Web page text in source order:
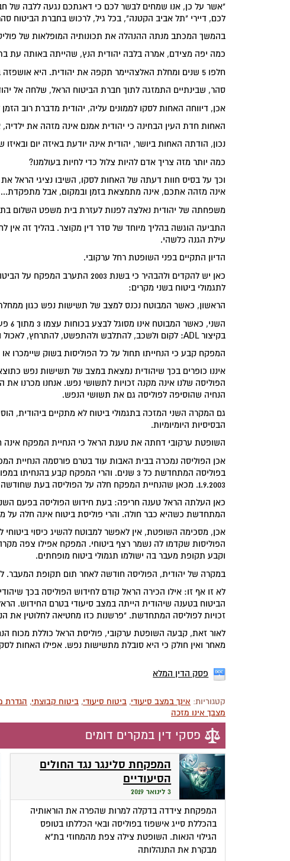
"אשר על כן, אנו שמחים לבשר לכם כי דאגתכם נגעה ללבה של
לכם, דיירי "תל אביב הקטנה", בכל גיל, לרכוש בחברת הביטוח סהר
בהמשך המכתב מנתה ההנהלה את תכונותיה המופלאות של
כמה יפה מצידם, אמרה בלבה יהודית הנץ, שהייתה באותה עת בת 85. יהודית הצטרפה
חלפו 5 שנים ומחלת האלצהיימר תקפה את יהודית. היא אושפזה במחלקה לתשושי נפש של המרכז הגריאטרי נווה גיל הזהב.
סהר, שבינתיים התמזגה לתוך חברת הביטוח הראל, שלחה אל
אכן, דיווחה האחות לסקו לממונים עליה, יהודית מדברת רוב
האחות חדת העין הבחינה כי יהודית אמנם אינה מזהה את
נכון, הודתה האחות ביושר, יהודית אינה יודעת באיזה יום
כמה יותר מזה צריך אדם להיות צלול כדי לחיות בעולמנו?
וכך על בסיס חוות דעתה של האחות לסקו, השיבו נציגי הראל
אינה מזהה אתכם, אינה מתמצאת בזמן ובמקום, אבל מתפקדת...
משפחתה של יהודית נאלצה לפנות לעזרת בית משפט השלום
התביעה הוגשה בהליך מיוחד של סדר דין מקוצר. בהליך זה
עילת הגנה כלשהי.
הדיון התקיים בפני השופטת רחל ערקובי.
כאן יש להקדים ולהבהיר כי בשנת
לתגמולי ביטוח בשני מקרים:
הראשון, כאשר המבוטח נכנס למצב של תשישות נפש כגון
בקיצור ADL: לקום ולשכב, להתלבש ולהתפשט, להתרחץ, לאכול ולשתות, לשלוט על הסוגרים וניידות.
המפקח קבע כי הנחייתו תחול על כל הפוליסות בשוק שיימכרו או יחודשו מיום 1.9.2003
איננו כופרים בכך שיהודית נמצאת במצב של תשישות נפש
הנחיה שהוסיפה לפוליסה גם את תשושי הנפש.
הבסיסיות היומיומיות.
השופטת ערקובי דחתה את טענת הראל כי הנחיית המפקח אינה
אכן הפוליסה נמכרה בבית האבות עוד בטרם פורסמה הנחיית
בפוליסה המתחדשת כל 3 שנים. והרי המפקח
1.9.2003. מכאן שהנחיית המפקח חלה על הפוליסה בעת שחודשה בפעם השנייה בשנת 2005.
כאן העלתה הראל טענה חריפה: בעת חידוש הפוליסה בפעם
המתחדשת כשהיא כבר חולה. והרי פוליסת ביטוח אינה חלה על
אכן, מסכימה השופטת, אין לאפשר למבוטח להשיג כיסוי
הפוליסות שקדמו לה נשמר רצף ביטוחי. המפקח אפילו צפה
וקבע תקופת מעבר בה ישולמו תגמולי ביטוח מופחתים.
במקרה של יהודית, הפוליסה חודשה לאחר תום תקופת המעבר.
לא זו אף זו: אילו הכירה הראל קודם לחידוש הפוליסה בכך
הביטוח בטענה שיהודית הייתה במצב סיעודי בטרם החידוש.
זכויות לפוליסה המתחדשת. "פרשנות כזו מחטיאה לחלוטין את
לאור זאת, קבעה השופטת ערקובי, פוליסת הראל כוללת מכוח
מאחר ואין חולק כי היא סובלת מתשישות נפש. אפילו האחות
פסק הדין המלא
קטגוריות: אינך במצב סיעודי, ביטוח סיעודי, ביטוח קבוצתי, הגדרת
מצבך אינו מזכה
פסקי דין במקרים דומים
המפקחת סלינגר נגד החולים
הסיעודיים
3 לינואר 2019
המפקחת צידדה בדקלה למרות שהפרה את הוראותיה
בהכללת סייג אישפוז בפוליסה ובאי הכללתו בטופס
הגילוי הנאות. השופטת צילה צפת מהמחוזי בת"א
מבקרת את התנהלותה